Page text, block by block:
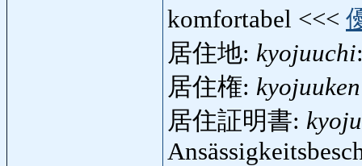
komfortabel <<<
居住地: kyojuuchi
居住権: kyojuuken
居住証明書: